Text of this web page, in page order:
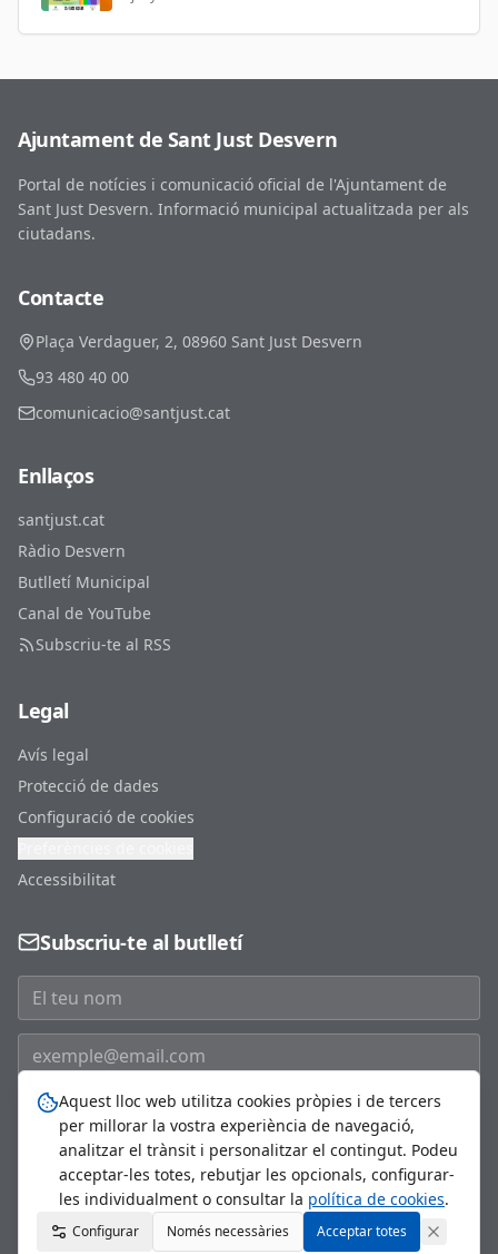
Ajuntament de Sant Just Desvern
Portal de notícies i comunicació oficial de l'Ajuntament de
Sant Just Desvern. Informació municipal actualitzada per als
ciutadans.
Contacte
Plaça Verdaguer, 2, 08960 Sant Just Desvern
93 480 40 00
comunicacio@santjust.cat
Enllaços
santjust.cat
Ràdio Desvern
Butlletí Municipal
Canal de YouTube
Subscriu-te al RSS
Legal
Avís legal
Protecció de dades
Configuració de cookies
Accessibilitat
Subscriu-te al butlletí
Subscriure'm
©2026Ajuntament de Sant Just Desvern. Tots els drets
reservats.
Aquest lloc web utilitza cookies pròpies i de tercers
per millorar la vostra experiència de navegació,
analitzar el trànsit i personalitzar el contingut. Podeu
acceptar-les totes, rebutjar les opcionals, configurar-
les individualment o consultar la política de cookies.
Configurar Només necessàries Acceptar totes